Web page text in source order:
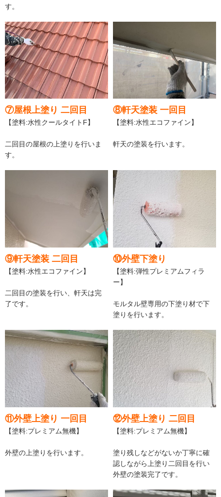
す。
⑦屋根上塗り 二回目
【塗料:水性クールタイトF】
二回目の屋根の上塗りを行いま
す。
⑧軒天塗装 一回目
【塗料:水性エコファイン】
軒天の塗装を行います。
⑨軒天塗装 二回目
【塗料:水性エコファイン】
二回目の塗装を行い、軒天は完
了です。
⑩外壁下塗り
【塗料:弾性プレミアムフィラ
ー】
モルタル壁専用の下塗り材で下
塗りを行います。
⑪外壁上塗り 一回目
【塗料:プレミアム無機】
外壁の上塗りを行います。
⑫外壁上塗り 二回目
【塗料:プレミアム無機】
塗り残しなどがないか丁寧に確
認しながら上塗り二回目を行い
外壁の塗装完了です。